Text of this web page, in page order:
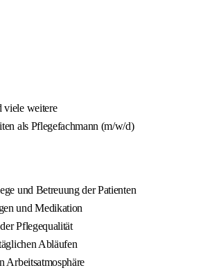
viele weitere
als Pflegefachmann (m/w/d)
und Betreuung der Patienten
und Medikation
Pflegequalität
Abläufen
Arbeitsatmosphäre